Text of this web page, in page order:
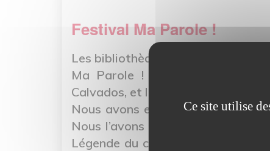
Festival Ma Parole !
Les bibliothèques de Thue et Mue
Ma Parole ! festival des arts
Calvados, et la Bibliothèque du
Nous avons eu le plaisir
Nous l’avons suivie en voyage
Légende du cocotier". Petits et
Ce site utilise